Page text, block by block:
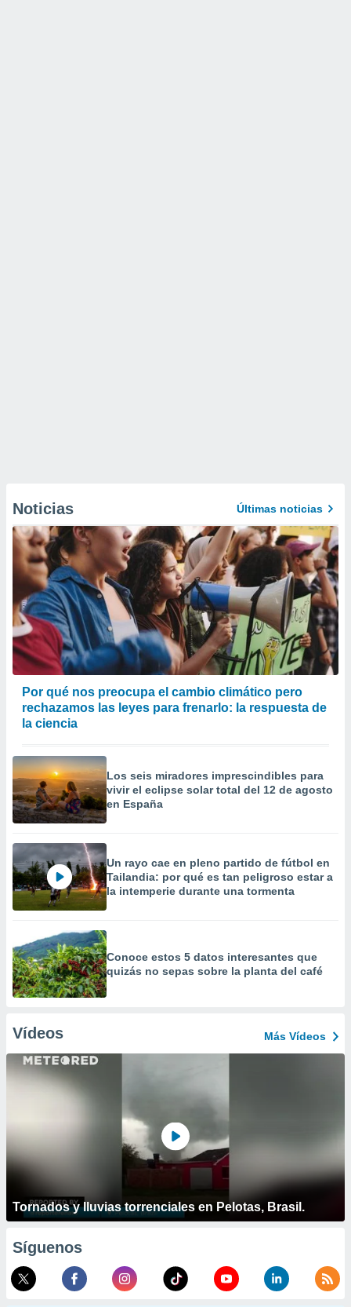
Noticias Últimas noticias
Por qué nos preocupa el cambio climático pero
rechazamos las leyes para frenarlo: la respuesta de
la ciencia
Los seis miradores imprescindibles para
vivir el eclipse solar total del 12 de agosto
en España
Un rayo cae en pleno partido de fútbol en
Tailandia: por qué es tan peligroso estar a
la intemperie durante una tormenta
Conoce estos 5 datos interesantes que
quizás no sepas sobre la planta del café
Vídeos Más Vídeos
Tornados y lluvias torrenciales en Pelotas, Brasil.
Síguenos